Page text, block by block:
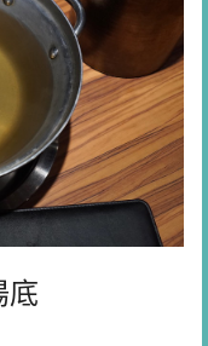
底